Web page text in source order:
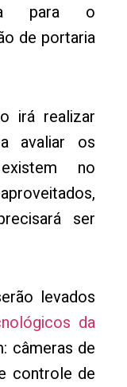
para o
de portaria
irá realizar
avaliar os
no
ser
levados
da
câmeras de
controle de